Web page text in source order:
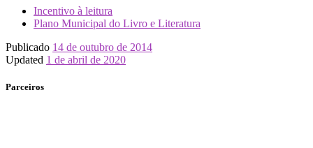
Incentivo à leitura
Plano Municipal do Livro e Literatura
Publicado 14 de outubro de 2014
Updated 1 de abril de 2020
Parceiros